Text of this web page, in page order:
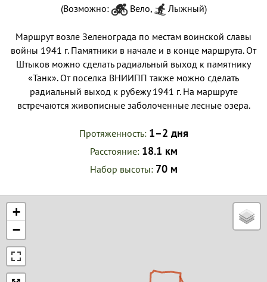
(Возможно:
Вело, Лыжный)
Маршрут возле Зеленограда по местам воинской славы
войны 1941 г. Памятники в начале и в конце маршрута. От
Штыков можно сделать радиальный выход к памятнику
«Танк». От поселка ВНИИПП также можно сделать
радиальный выход к рубежу 1941 г. На маршруте
встречаются живописные заболоченные лесные озера.
Протяженность 1–2 дня
Расстояние 18.1 км
Набор высоты 70 м
+
−